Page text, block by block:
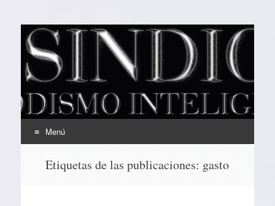
EL SINDICAL
Periodismo Inteligente
Menú
Etiquetas de las publicaciones: gasto